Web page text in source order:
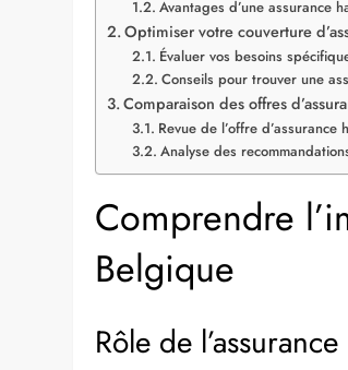
Avantages d’une assurance
Optimiser votre couverture
Évaluer vos besoins
Conseils pour trouver une
Comparaison des offres
Revue de l’offre d’assurance
Analyse des
Comprendre
Belgique
Rôle de